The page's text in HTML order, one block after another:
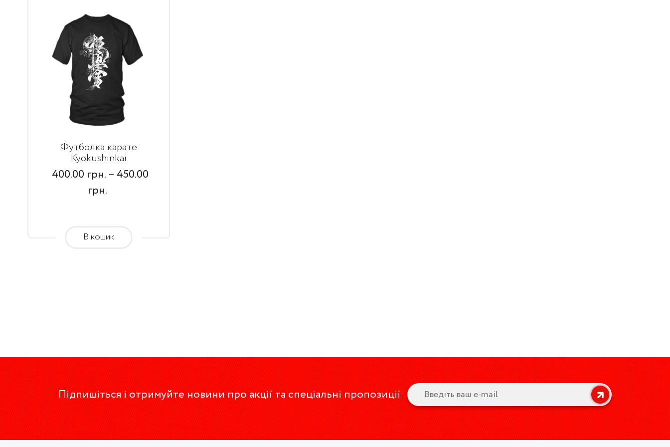
Футболка карате
Kyokushinkai
400.00 грн. – 450.00
грн.Price
грн.
В кошик
Підпишіться і отримуйте новини про акції та спеціальні пропозиції